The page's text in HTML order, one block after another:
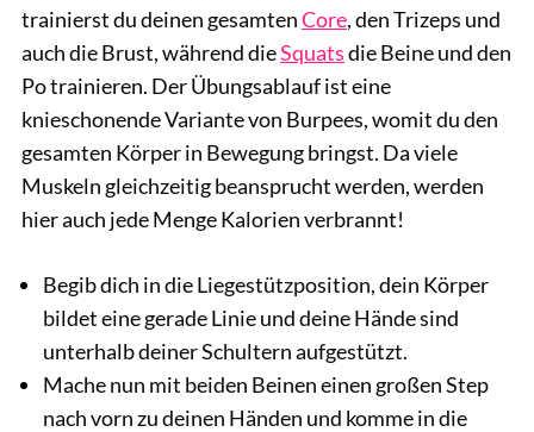
trainierst du deinen gesamtenCore, den Trizeps und
auch die Brust, während dieSquatsdie Beine und den
Po trainieren. Der Übungsablauf ist eine
knieschonende Variante von Burpees, womit du den
gesamten Körper in Bewegung bringst. Da viele
Muskeln gleichzeitig beansprucht werden, werden
hier auch jede Menge Kalorien verbrannt!
Begib dich in die Liegestützposition, dein Körper
bildet eine gerade Linie und deine Hände sind
unterhalb deiner Schultern aufgestützt.
Mache nun mit beiden Beinen einen großen Step
nach vorn zu deinen Händen und komme in die